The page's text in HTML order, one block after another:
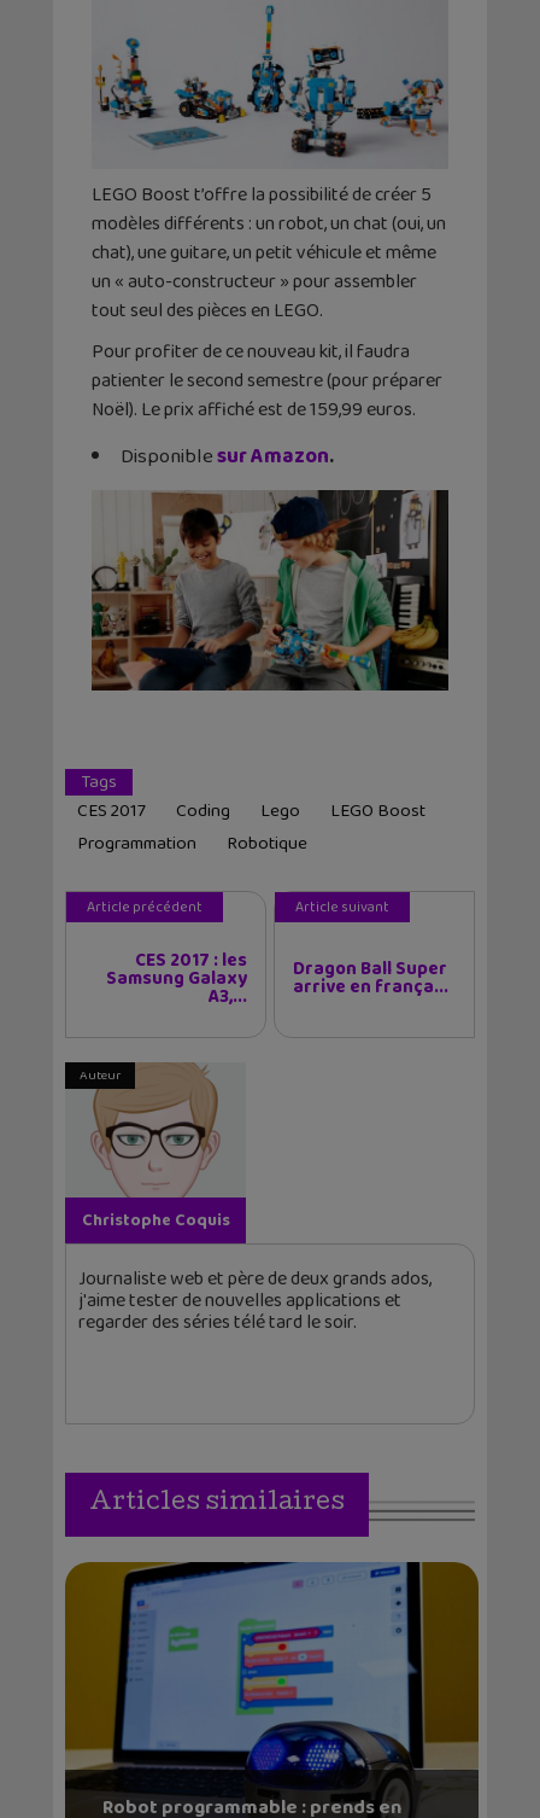
LEGO Boost t’offre la possibilité de créer 5
modèles différents : un robot, un chat (oui, un
chat), une guitare, un petit véhicule et même
un « auto-constructeur » pour assembler
tout seul des pièces en LEGO.
Pour profiter de ce nouveau kit, il faudra
patienter le second semestre (pour préparer
Noël). Le prix affiché est de 159,99 euros.
Disponiblesur Amazon.
Tags
CES 2017
Coding Lego
LEGO Boost
Programmation
Robotique
Article précédent
CES 2017 : les
Samsung Galaxy
A3,...
Article suivant
Dragon Ball Super
arrive en frança...
Auteur
Christophe Coquis
Journaliste web et père de deux grands ados,
j'aime tester de nouvelles applications et
regarder des séries télé tard le soir.
Articles similaires
Robot programmable : prends en